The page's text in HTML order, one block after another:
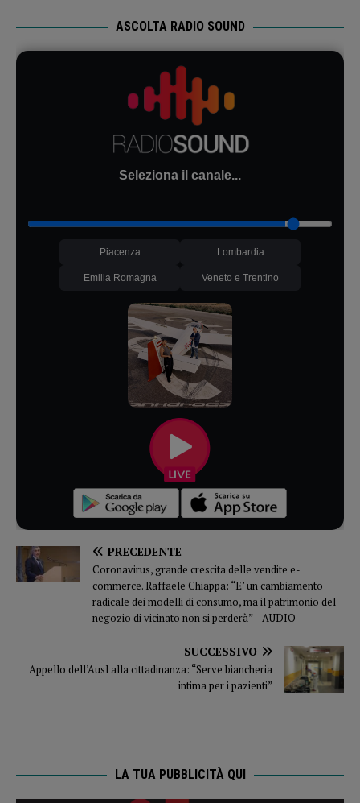
ASCOLTA RADIO SOUND
Seleziona il canale...
Piacenza Lombardia
Emilia Romagna Veneto e Trentino
PRECEDENTE
Coronavirus, grande crescita delle vendite e-
commerce. Raffaele Chiappa: “E’ un cambiamento
radicale dei modelli di consumo, ma il patrimonio del
negozio di vicinato non si perderà” – AUDIO
SUCCESSIVO
Appello dell’Ausl alla cittadinanza: “Serve biancheria
intima per i pazienti”
LA TUA PUBBLICITÀ QUI